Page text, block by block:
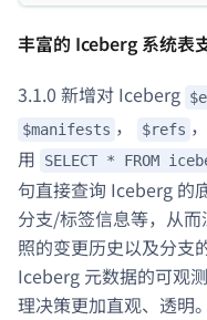
丰富的 Iceberg 系统表
3.1.0 新增对 Iceberg
$manifests ， $refs ，
用
SELECT * FROM
句直接查询 Iceberg 的
分支/标签信息等，从
照的变更历史以及分支
Iceberg 元数据的可观
理决策更加直观、透明。